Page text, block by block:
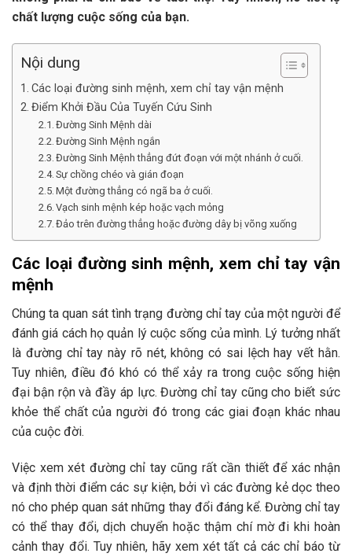
chất lượng cuộc sống của bạn.
Nội dung
Các loại đường sinh mệnh, xem chỉ tay vận mệnh
Điểm Khởi Đầu Của Tuyến Cứu Sinh
Đường Sinh Mệnh dài
Đường Sinh Mệnh ngắn
Đường Sinh Mệnh thẳng đứt đoạn với một nhánh ở cuối.
Sự chồng chéo và gián đoạn
Một đường thẳng có ngã ba ở cuối.
Vạch sinh mệnh kép hoặc vạch mỏng
Đảo trên đường thẳng hoặc đường dây bị võng xuống
Các loại đường sinh mệnh, xem chỉ tay vận
mệnh
Chúng ta quan sát tình trạng đường chỉ tay của một người để
đánh giá cách họ quản lý cuộc sống của mình. Lý tưởng nhất
là đường chỉ tay này rõ nét, không có sai lệch hay vết hằn.
Tuy nhiên, điều đó khó có thể xảy ra trong cuộc sống hiện
đại bận rộn và đầy áp lực. Đường chỉ tay cũng cho biết sức
khỏe thể chất của người đó trong các giai đoạn khác nhau
của cuộc đời.
Việc xem xét đường chỉ tay cũng rất cần thiết để xác nhận
và định thời điểm các sự kiện, bởi vì các đường kẻ dọc theo
nó cho phép quan sát những thay đổi đáng kể. Đường chỉ tay
có thể thay đổi, dịch chuyển hoặc thậm chí mờ đi khi hoàn
cảnh thay đổi. Tuy nhiên, hãy xem xét tất cả các chỉ báo từ